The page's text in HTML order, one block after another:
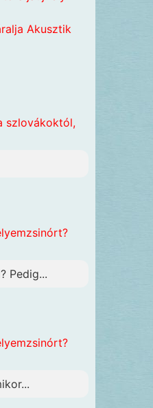
Akusztik
szlovákoktól,
Pedig...